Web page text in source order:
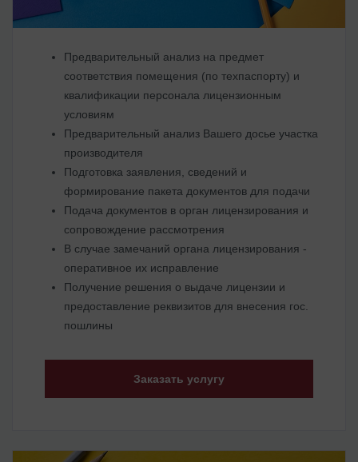
Предварительный анализ на предмет
соответствия помещения (по техпаспорту) и
квалификации персонала лицензионным
условиям
Предварительный анализ Вашего досье участка
производителя
Подготовка заявления, сведений и
формирование пакета документов для подачи
Подача документов в орган лицензирования и
сопровождение рассмотрения
В случае замечаний органа лицензирования -
оперативное их исправление
Получение решения о выдаче лицензии и
предоставление реквизитов для внесения гос.
пошлины
Заказать услугу